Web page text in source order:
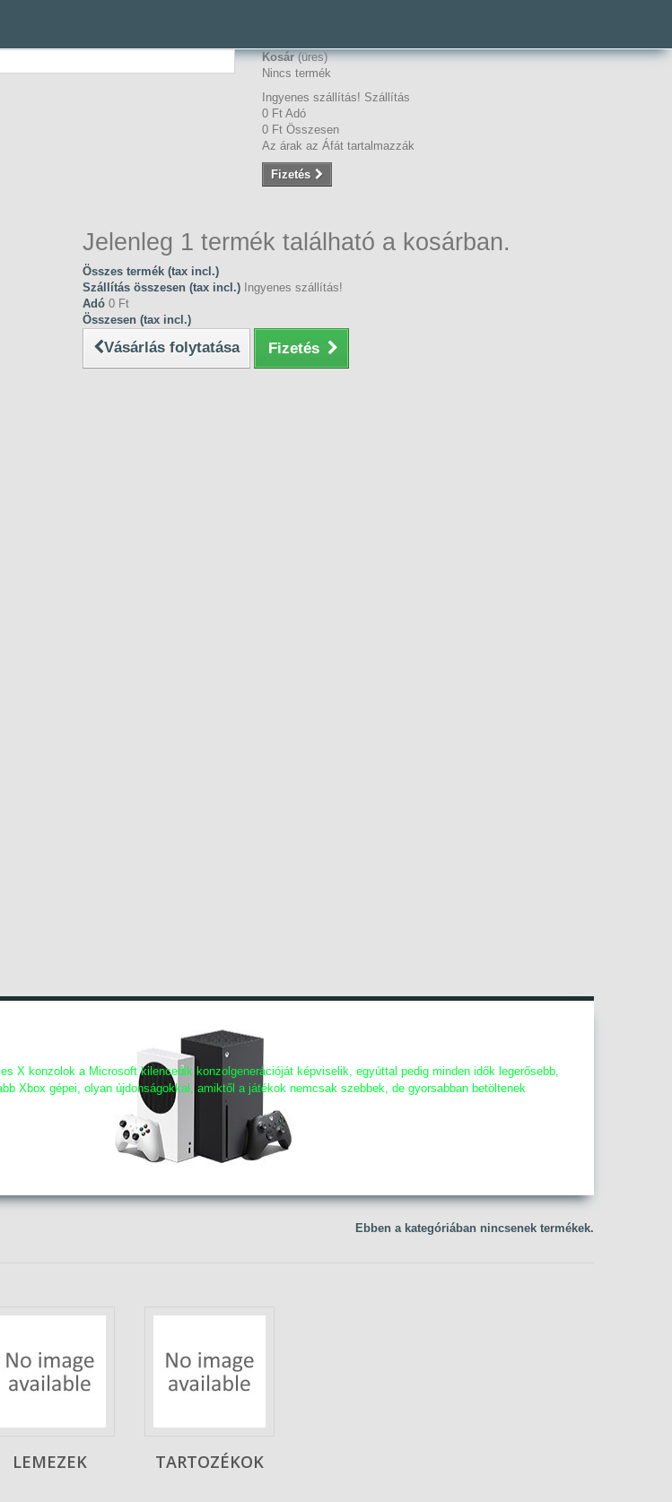
Kosár (üres)
Nincs termék
Ingyenes szállítás! Szállítás
0 Ft‎ Adó
0 Ft‎ Összesen
Az árak az Áfát tartalmazzák
Fizetés
Jelenleg 1 termék található a kosárban.
Összes termék (tax incl.)
Szállítás összesen (tax incl.) Ingyenes szállítás!
Adó 0 Ft‎
Összesen (tax incl.)
Vásárlás folytatása Fizetés
X konzolok a Microsoft kilencedik konzolgenerációját képviselik, egyúttal pedig minden idők legerősebb,
Xbox gépei, olyan újdonságokkal, amiktől a játékok nemcsak szebbek, de gyorsabban betöltenek
Ebben a kategóriában nincsenek termékek.
LEMEZEK TARTOZÉKOK